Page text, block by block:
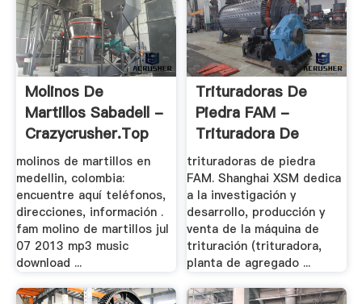
Molinos De
Martillos Sabadell -
Crazycrusher.top
molinos de martillos en
medellin, colombia:
encuentre aquí teléfonos,
direcciones, información .
fam molino de martillos jul
07 2013 mp3 music
download ...
Trituradoras De
Piedra FAM -
Trituradora De
Cono
trituradoras de piedra
FAM. Shanghai XSM dedica
a la investigación y
desarrollo, producción y
venta de la máquina de
trituración (trituradora,
planta de agregado ...